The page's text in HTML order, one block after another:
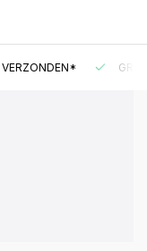
VERZONDEN*